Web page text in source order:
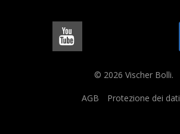
© 2026 Vischer Bolli.
AGB Protezione dei dati